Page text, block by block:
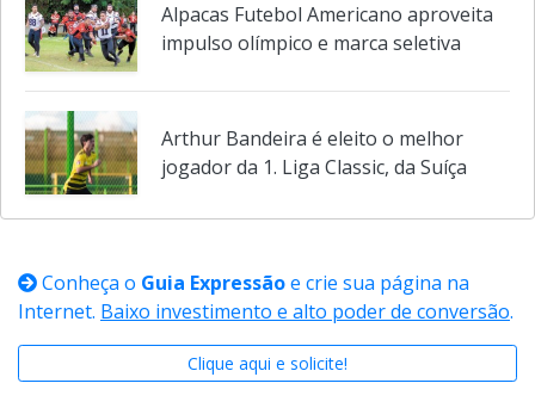
Alpacas Futebol Americano aproveita
impulso olímpico e marca seletiva
Arthur Bandeira é eleito o melhor
jogador da 1. Liga Classic, da Suíça
Conheça o Guia Expressão
e crie sua página na
Baixo investimento e alto poder de conversão
Clique aqui e solicite!